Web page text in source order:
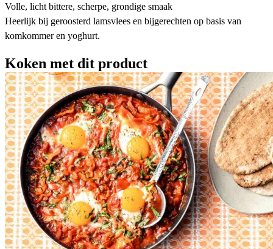
Volle, licht bittere, scherpe, grondige smaak
Heerlijk bij geroosterd lamsvlees en bijgerechten op basis van
komkommer en yoghurt.
Koken met dit product